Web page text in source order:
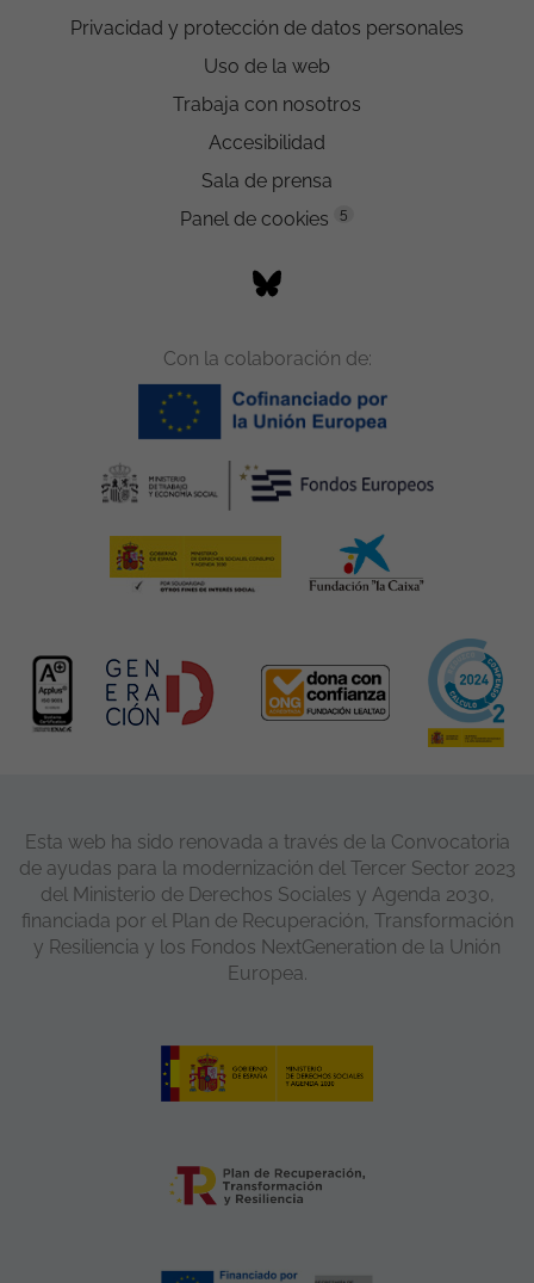
Privacidad y protección de datos personales
Uso de la web
Trabaja con nosotros
Accesibilidad
Sala de prensa
Panel de cookies
5
Con la colaboración de:
Esta web ha sido renovada a través de la Convocatoria
de ayudas para la modernización del Tercer Sector 2023
del Ministerio de Derechos Sociales y Agenda 2030,
financiada por el Plan de Recuperación, Transformación
y Resiliencia y los Fondos NextGeneration de la Unión
Europea.